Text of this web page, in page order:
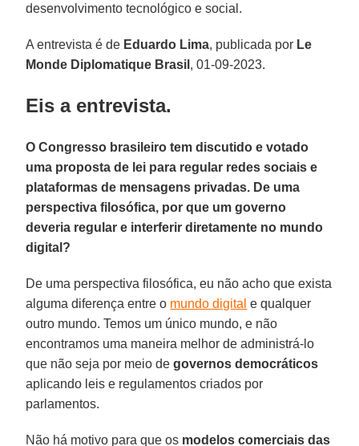
desenvolvimento tecnológico e social.
A entrevista é de Eduardo Lima, publicada por Le
Monde Diplomatique Brasil , 01-09-2023.
Eis a entrevista.
O Congresso brasileiro tem discutido e votado
uma proposta de lei para regular redes sociais e
plataformas de mensagens privadas. De uma
perspectiva filosófica, por que um governo
deveria regular e interferir diretamente no mundo
digital?
De uma perspectiva filosófica, eu não acho que exista
alguma diferença entre o mundo digital e qualquer
outro mundo. Temos um único mundo, e não
encontramos uma maneira melhor de administrá-lo
que não seja por meio degovernos democráticos
aplicando leis e regulamentos criados por
parlamentos.
Não há motivo para que os modelos comerciais das